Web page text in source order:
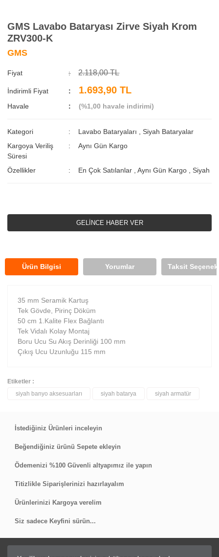
GMS Lavabo Bataryası Zirve Siyah Krom
ZRV300-K
GMS
Fiyat 2.118,00 TL
İndirimli Fiyat 1.693,90 TL
Havale (%1,00 havale indirimi)
Kategori Lavabo Bataryaları ,Siyah Bataryalar
Kargoya Veriliş
Süresi
Aynı Gün Kargo
Özellikler En Çok Satılanlar ,Aynı Gün Kargo ,Siyah
GELİNCE HABER VER
Ürün Bilgisi Yorumlar Taksit
35 mm Seramik Kartuş
Tek Gövde, Pirinç Döküm
50 cm 1.Kalite Flex Bağlantı
Tek Vidalı Kolay Montaj
Boru Ucu Su Akış Derinliği 100 mm
Çıkış Ucu Uzunluğu 115 mm
Bu ürüne ilk yorumu siz yapın!
Yorum Yaz
Etiketler :
siyah banyo aksesuarları
siyah batarya siyah armatür
İstediğiniz Ürünleri inceleyin
Beğendiğiniz ürünü Sepete ekleyin
Ödemenizi %100 Güvenli altyapımız ile yapın
Titizlikle Siparişlerinizi hazırlayalım
Ürünlerinizi Kargoya verelim
Siz sadece Keyfini sürün...